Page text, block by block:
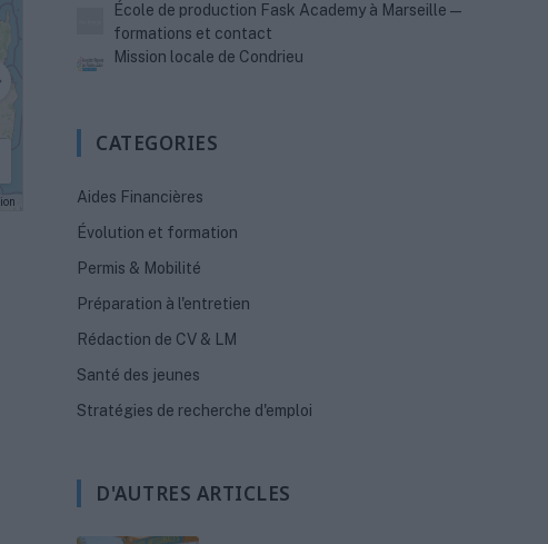
École de production Fask Academy à Marseille —
formations et contact
Mission locale de Condrieu
CATEGORIES
Aides Financières
Évolution et formation
Permis & Mobilité
Préparation à l'entretien
Rédaction de CV & LM
Santé des jeunes
Stratégies de recherche d'emploi
D'AUTRES ARTICLES